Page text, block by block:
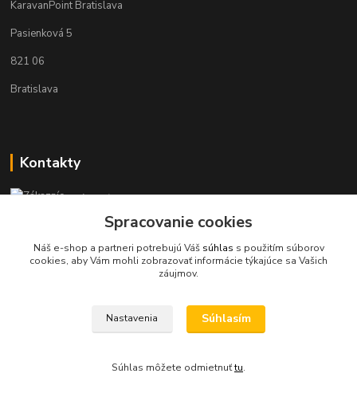
KaravanPoint Bratislava
Pasienková 5
821 06
Bratislava
Kontakty
Zákaznícka podpora KaravanPoint
+421902309993
(Po-Pia, 9-18 hod.)
info@karavanpoint.sk
Spracovanie cookies
Náš e-shop a partneri potrebujú Váš súhlas s použitím súborov
cookies, aby Vám mohli zobrazovať informácie týkajúce sa Vašich
záujmov.
Nastavenia Súhlasím
Súhlas môžete odmietnuťtu.